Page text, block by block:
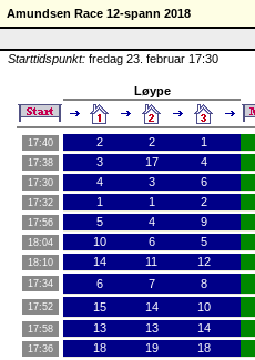
Amundsen Race 12-spann 2018
Starttidspunkt: fredag 23. februar 17:30
Løype
17:40 2 2 1
17:38 3 17 4
17:30 4 3 6
17:32 1 1 2
17:56 5 4 9
18:04 10 6 5
18:10 14 11 12
17:34 6 7 8
17:52 15 14 10
17:58 13 13 14
17:36 18 19 18